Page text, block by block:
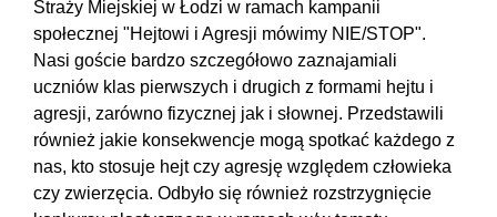
Straży Miejskiej w Łodzi w ramach kampanii
społecznej "Hejtowi i Agresji mówimy NIE/STOP".
Nasi goście bardzo szczegółowo zaznajamiali
uczniów klas pierwszych i drugich z formami hejtu i
agresji, zarówno fizycznej jak i słownej. Przedstawili
również jakie konsekwencje mogą spotkać każdego z
nas, kto stosuje hejt czy agresję względem człowieka
czy zwierzęcia. Odbyło się również rozstrzygnięcie